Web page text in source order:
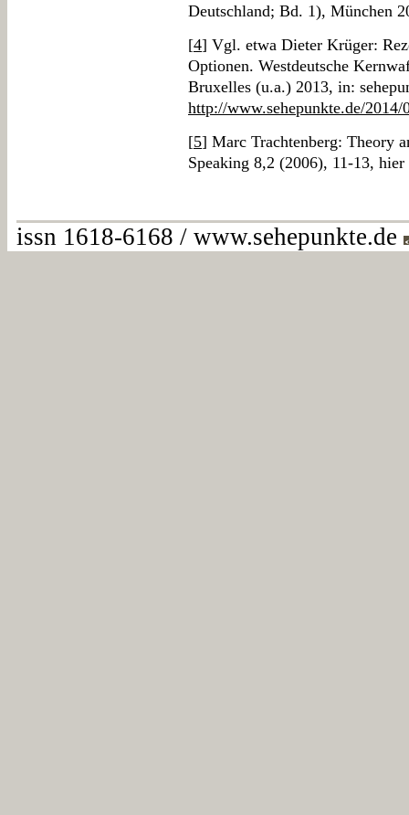
Deutschland; Bd. 1), München
[4] Vgl. etwa Dieter Krüger:
Optionen. Westdeutsche
Bruxelles (u.a.) 2013, in:
http://www.sehepunkte.de/2014/
[5] Marc Trachtenberg: Theory
Speaking 8,2 (2006), 11-13, hier
issn 1618-6168 / www.sehepunkte.de